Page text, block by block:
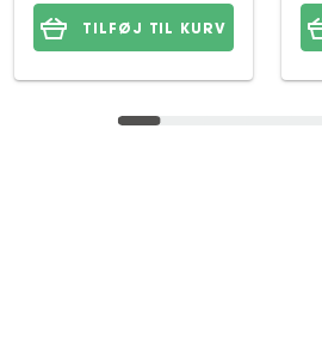
TILFØJ TIL KURV